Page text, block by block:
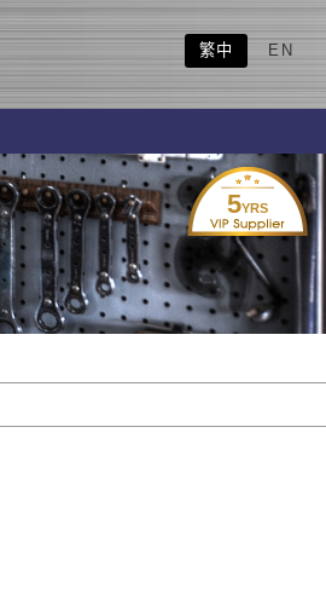
繁中 EN
5YRS